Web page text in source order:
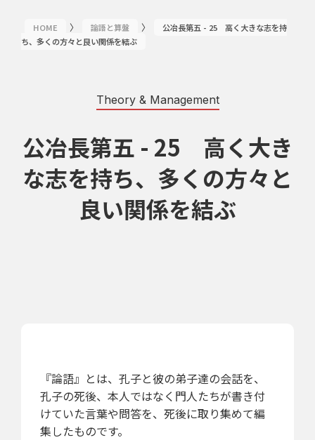
HOME 〉 論語と算盤 〉
公冶長第五 - 25 高く大きな志を持
ち、多くの方々と良い関係を結ぶ
Theory & Management
公冶長第五 - 25 高く大き
な志を持ち、多くの方々と
良い関係を結ぶ
『論語』とは、孔子と彼の弟子達の会話を、
孔子の死後、本人ではなく門人たちが書き付
けていた言葉や問答を、死後に取り集めて編
集したものです。